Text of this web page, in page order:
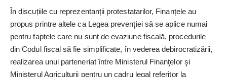
În discuțiile cu repre­zen­tanții protestatarilor, Finanțele au
propus printre altele ca Legea prevenţiei să se aplice numai
pentru faptele care nu sunt de evaziune fiscală, procedurile
din Codul fiscal să fie simplificate, în vederea debirocratizării,
realizarea unui parteneriat între Ministerul Finanţelor şi
Ministerul Agriculturii pentru un cadru legal referitor la